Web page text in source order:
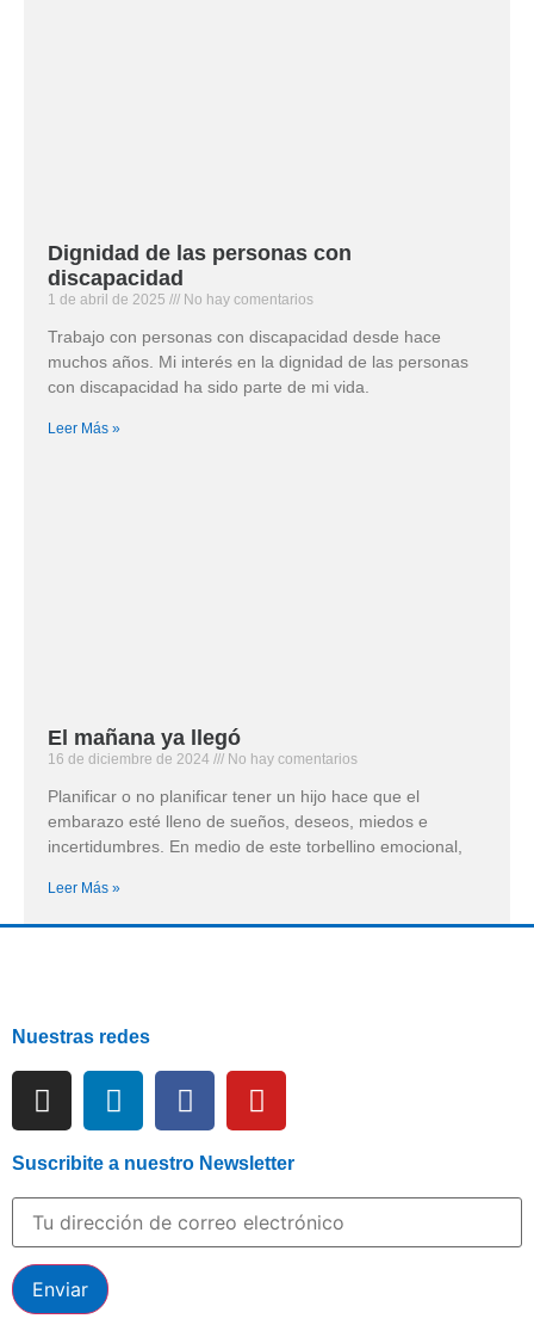
Dignidad de las personas con
discapacidad
1 de abril de 2025 No hay comentarios
Trabajo con personas con discapacidad desde hace
muchos años. Mi interés en la dignidad de las personas
con discapacidad ha sido parte de mi vida.
Leer Más »
El mañana ya llegó
16 de diciembre de 2024 No hay comentarios
Planificar o no planificar tener un hijo hace que el
embarazo esté lleno de sueños, deseos, miedos e
incertidumbres. En medio de este torbellino emocional,
Leer Más »
Nuestras redes
Suscribite a nuestro Newsletter